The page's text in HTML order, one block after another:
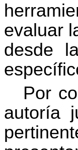
evaluar
desde
Por
autoría